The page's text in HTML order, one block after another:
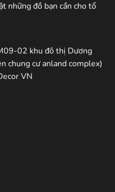
những đồ bạn cần cho tổ
02 khu đô thị Dương
chung cư anland complex)
VN